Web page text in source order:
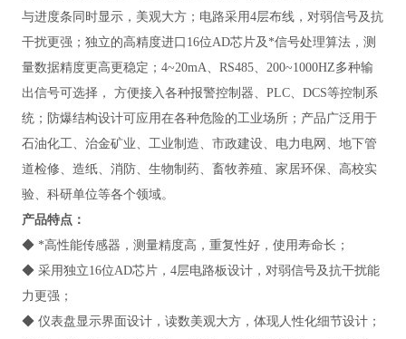
与进度条同时显示，美观大方；电路采用4层布线，对弱信号及抗
干扰更强；独立的高精度进口16位AD芯片及*信号处理算法，测
量数据精度更高更稳定；4~20mA、RS485、200~1000HZ多种输
出信号可选择， 方便接入各种报警控制器、PLC、DCS等控制系
统；防爆结构设计可应用在各种危险的工业场所；产品广泛用于
石油化工、治金矿业、工业制造、市政建设、电力电网、地下管
道检修、造纸、消防、生物制药、畜牧养殖、家居环保、高校实
验、科研单位等各个领域。
产品特点：
◆ *高性能传感器，测量精度高，重复性好，使用寿命长；
◆ 采用独立16位AD芯片，4层电路板设计，对弱信号及抗干扰能
力更强；
◆ 仪表盘显示界面设计，读数美观大方，体现人性化细节设计；